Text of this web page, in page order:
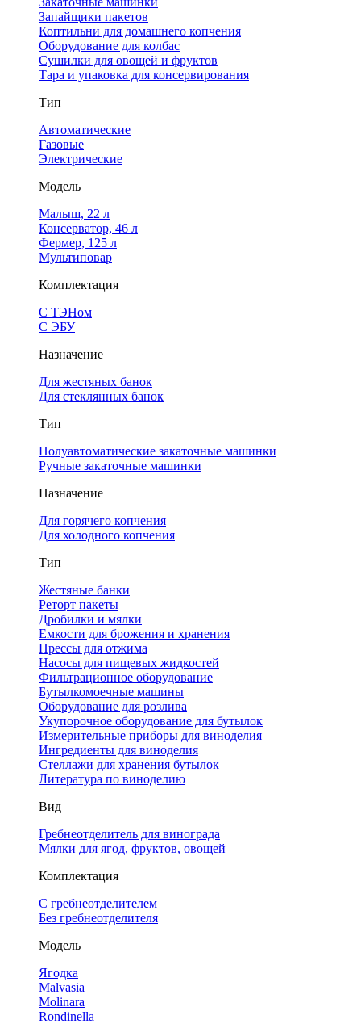
Запайщики пакетов
Коптильни для домашнего копчения
Оборудование для колбас
Сушилки для овощей и фруктов
Тара и упаковка для консервирования
Тип
Автоматические
Газовые
Электрические
Модель
Малыш, 22 л
Консерватор, 46 л
Фермер, 125 л
Мультиповар
Комплектация
С ТЭНом
С ЭБУ
Назначение
Для жестяных банок
Для стеклянных банок
Тип
Полуавтоматические закаточные машинки
Ручные закаточные машинки
Назначение
Для горячего копчения
Для холодного копчения
Тип
Жестяные банки
Реторт пакеты
Дробилки и мялки
Емкости для брожения и хранения
Прессы для отжима
Насосы для пищевых жидкостей
Фильтрационное оборудование
Бутылкомоечные машины
Оборудование для розлива
Укупорочное оборудование для бутылок
Измерительные приборы для виноделия
Ингредиенты для виноделия
Стеллажи для хранения бутылок
Литература по виноделию
Вид
Гребнеотделитель для винограда
Мялки для ягод, фруктов, овощей
Комплектация
С гребнеотделителем
Без гребнеотделителя
Модель
Ягодка
Malvasia
Molinara
Rondinella